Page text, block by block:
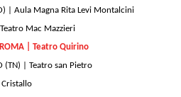
| Aula Magna Rita Levi Montalcini
Mac Mazzieri
| Teatro Quirino
(TN) | Teatro san Pietro
Cristallo